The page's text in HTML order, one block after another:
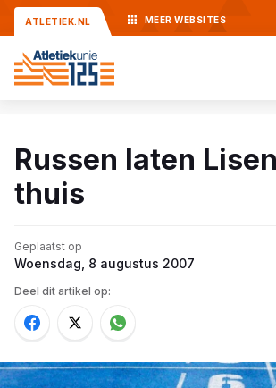
ATLETIEK.NL MEER WEBSITES
Russen laten
thuis
Geplaatst op
Woensdag, 8 augustus 2007
Deel dit artikel op: